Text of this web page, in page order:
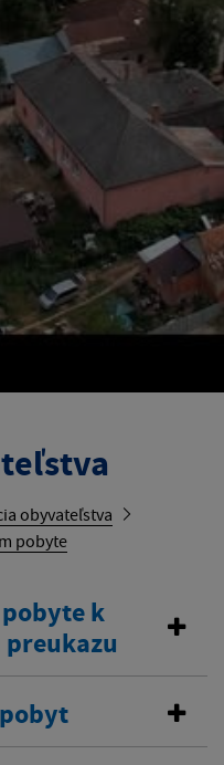
obyvateľstva
pobyte
k